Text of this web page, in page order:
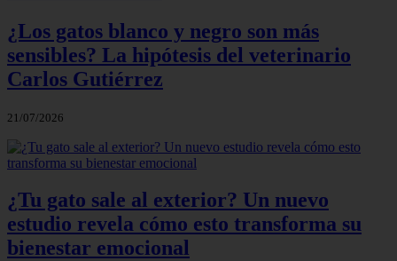
¿Los gatos blanco y negro son más
sensibles? La hipótesis del veterinario
Carlos Gutiérrez
21/07/2026
¿Tu gato sale al exterior? Un nuevo
estudio revela cómo esto transforma su
bienestar emocional